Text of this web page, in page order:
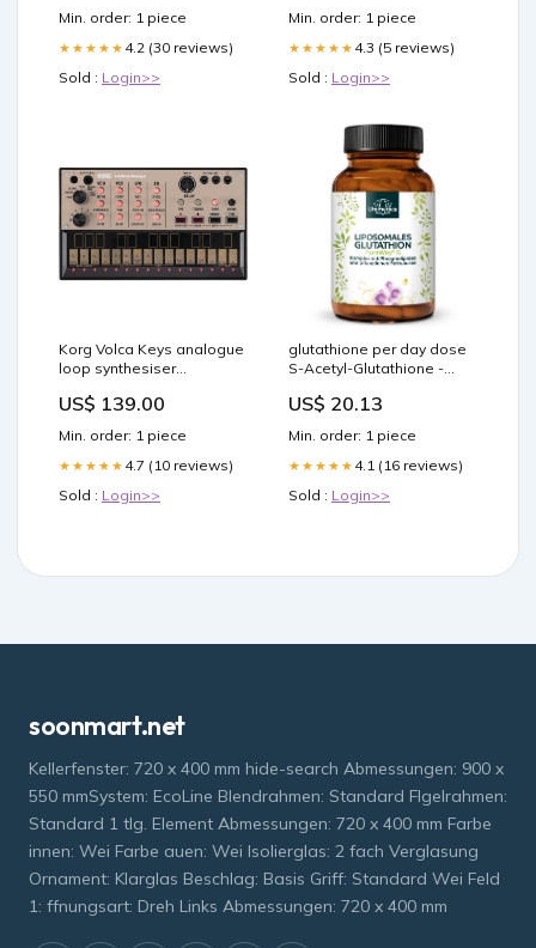
Min. order: 1 piece
★★★★★ 4.2 (30 reviews)
Sold : Login>>
Min. order: 1 piece
★★★★★ 4.3 (5 reviews)
Sold : Login>>
Korg Volca Keys analogue
loop synthesiser
US$ 139.00
Min. order: 1 piece
★★★★★ 4.7 (10 reviews)
Sold : Login>>
glutathione per day dose
S-Acetyl-Glutathione -
(1 capsule) - 60 capsules
US$ 20.13
Min. order: 1 piece
★★★★★ 4.1 (16 reviews)
Sold : Login>>
soonmart.net
Kellerfenster: 720 x 400 mm hide-search Abmessungen: 900 x
550 mmSystem: EcoLine Blendrahmen: Standard Flgelrahmen:
Standard 1 tlg. Element Abmessungen: 720 x 400 mm Farbe
innen: Wei Farbe auen: Wei Isolierglas: 2 fach Verglasung
Ornament: Klarglas Beschlag: Basis Griff: Standard Wei Feld
1: ffnungsart: Dreh Links Abmessungen: 720 x 400 mm